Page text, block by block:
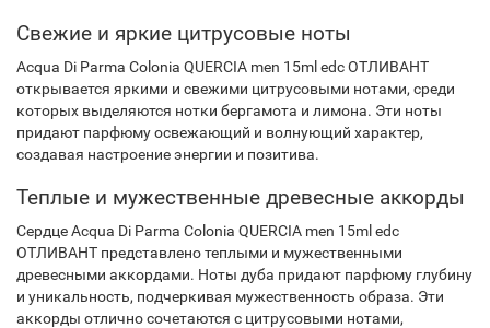
Свежие и яркие цитрусовые ноты
Acqua Di Parma Colonia QUERCIA men 15ml edc ОТЛИВАНТ
открывается яркими и свежими цитрусовыми нотами, среди
которых выделяются нотки бергамота и лимона. Эти ноты
придают парфюму освежающий и волнующий характер,
создавая настроение энергии и позитива.
Теплые и мужественные древесные аккорды
Сердце Acqua Di Parma Colonia QUERCIA men 15ml edc
ОТЛИВАНТ представлено теплыми и мужественными
древесными аккордами. Ноты дуба придают парфюму глубину
и уникальность, подчеркивая мужественность образа. Эти
аккорды отлично сочетаются с цитрусовыми нотами,